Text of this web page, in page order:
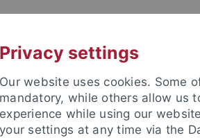
Privacy settings
Our website uses cookies. Some
mandatory, while others allow us
experience while using our
your settings at any time via the